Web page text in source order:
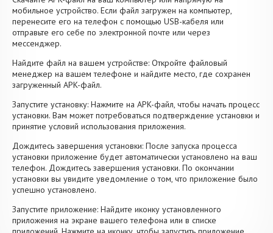
мобильное устройство. Если файл загружен на компьютер,
перенесите его на телефон с помощью USB-кабеля или
отправьте его себе по электронной почте или через
мессенджер.
Найдите файл на вашем устройстве: Откройте файловый
менеджер на вашем телефоне и найдите место, где сохранен
загруженный APK-файл.
Запустите установку: Нажмите на APK-файл, чтобы начать процесс
установки. Вам может потребоваться подтверждение установки и
принятие условий использования приложения.
Дождитесь завершения установки: После запуска процесса
установки приложение будет автоматически установлено на ваш
телефон. Дождитесь завершения установки. По окончании
установки вы увидите уведомление о том, что приложение было
успешно установлено.
Запустите приложение: Найдите иконку установленного
приложения на экране вашего телефона или в списке